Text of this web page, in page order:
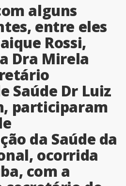
alguns
entre eles
Rossi,
Dra Mirela
Saúde Dr Luiz
participaram
da Saúde da
ocorrida
com a